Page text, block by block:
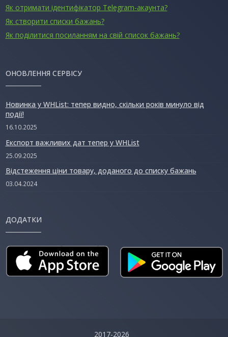
Як отримати ідентифікатор Telegram-акаунта?
Як створити списки бажань?
Як поділитися посиланням на свій список бажань?
ОНОВЛЕННЯ СЕРВІСУ
Новинка у WHList: тепер видно, скільки років минуло від
події!
16.10.2025
Експорт важливих дат тепер у WHList
25.09.2025
Відстеження ціни товару, доданого до списку бажань
03.04.2024
ДОДАТКИ
2017-2026